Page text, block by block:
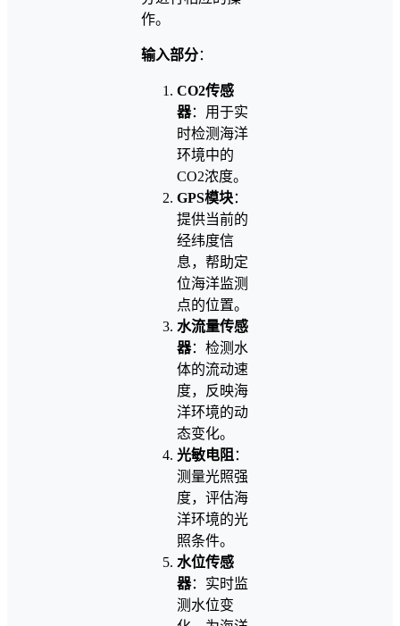
作。
输入部分：
CO2传感
器：用于实
时检测海洋
环境中的
CO2浓度。
GPS模块：
提供当前的
经纬度信
息，帮助定
位海洋监测
点的位置。
水流量传感
器：检测水
体的流动速
度，反映海
洋环境的动
态变化。
光敏电阻 ：
测量光照强
度，评估海
洋环境的光
照条件。
水位传感
器：实时监
测水位变